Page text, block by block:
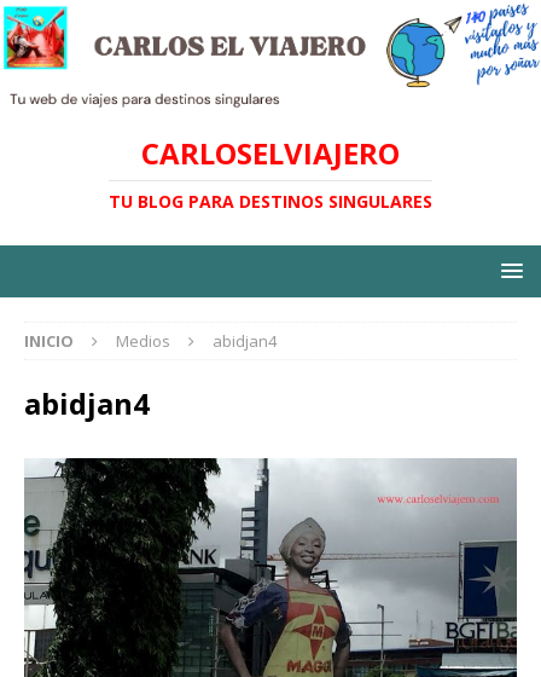
CARLOSELVIAJERO
TU BLOG PARA DESTINOS SINGULARES
INICIO Medios abidjan4
abidjan4